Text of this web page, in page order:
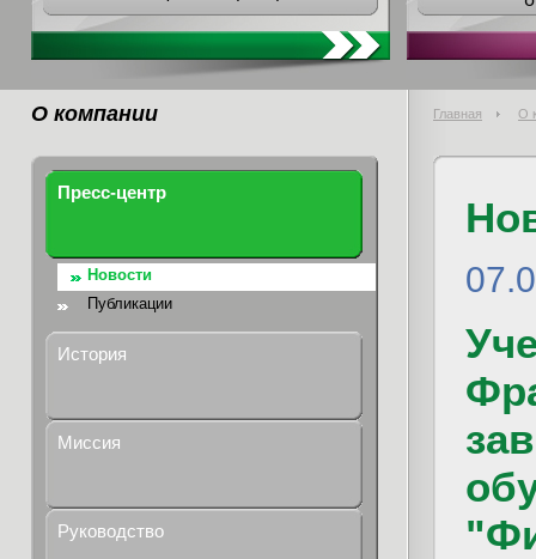
О компании Главная О
Пресс-центр
Новости
Публикации
История
Миссия
Руководство